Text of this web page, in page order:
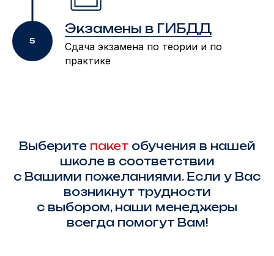
Экзамены в ГИБДД
Cдача экзамена по теории и по
практике
Выберите пакетобучения в нашей
школе в соответствии
с Вашими пожеланиями. Если у Вас
возникнут трудности
с выбором, наши менеджеры
всегда помогут Вам!